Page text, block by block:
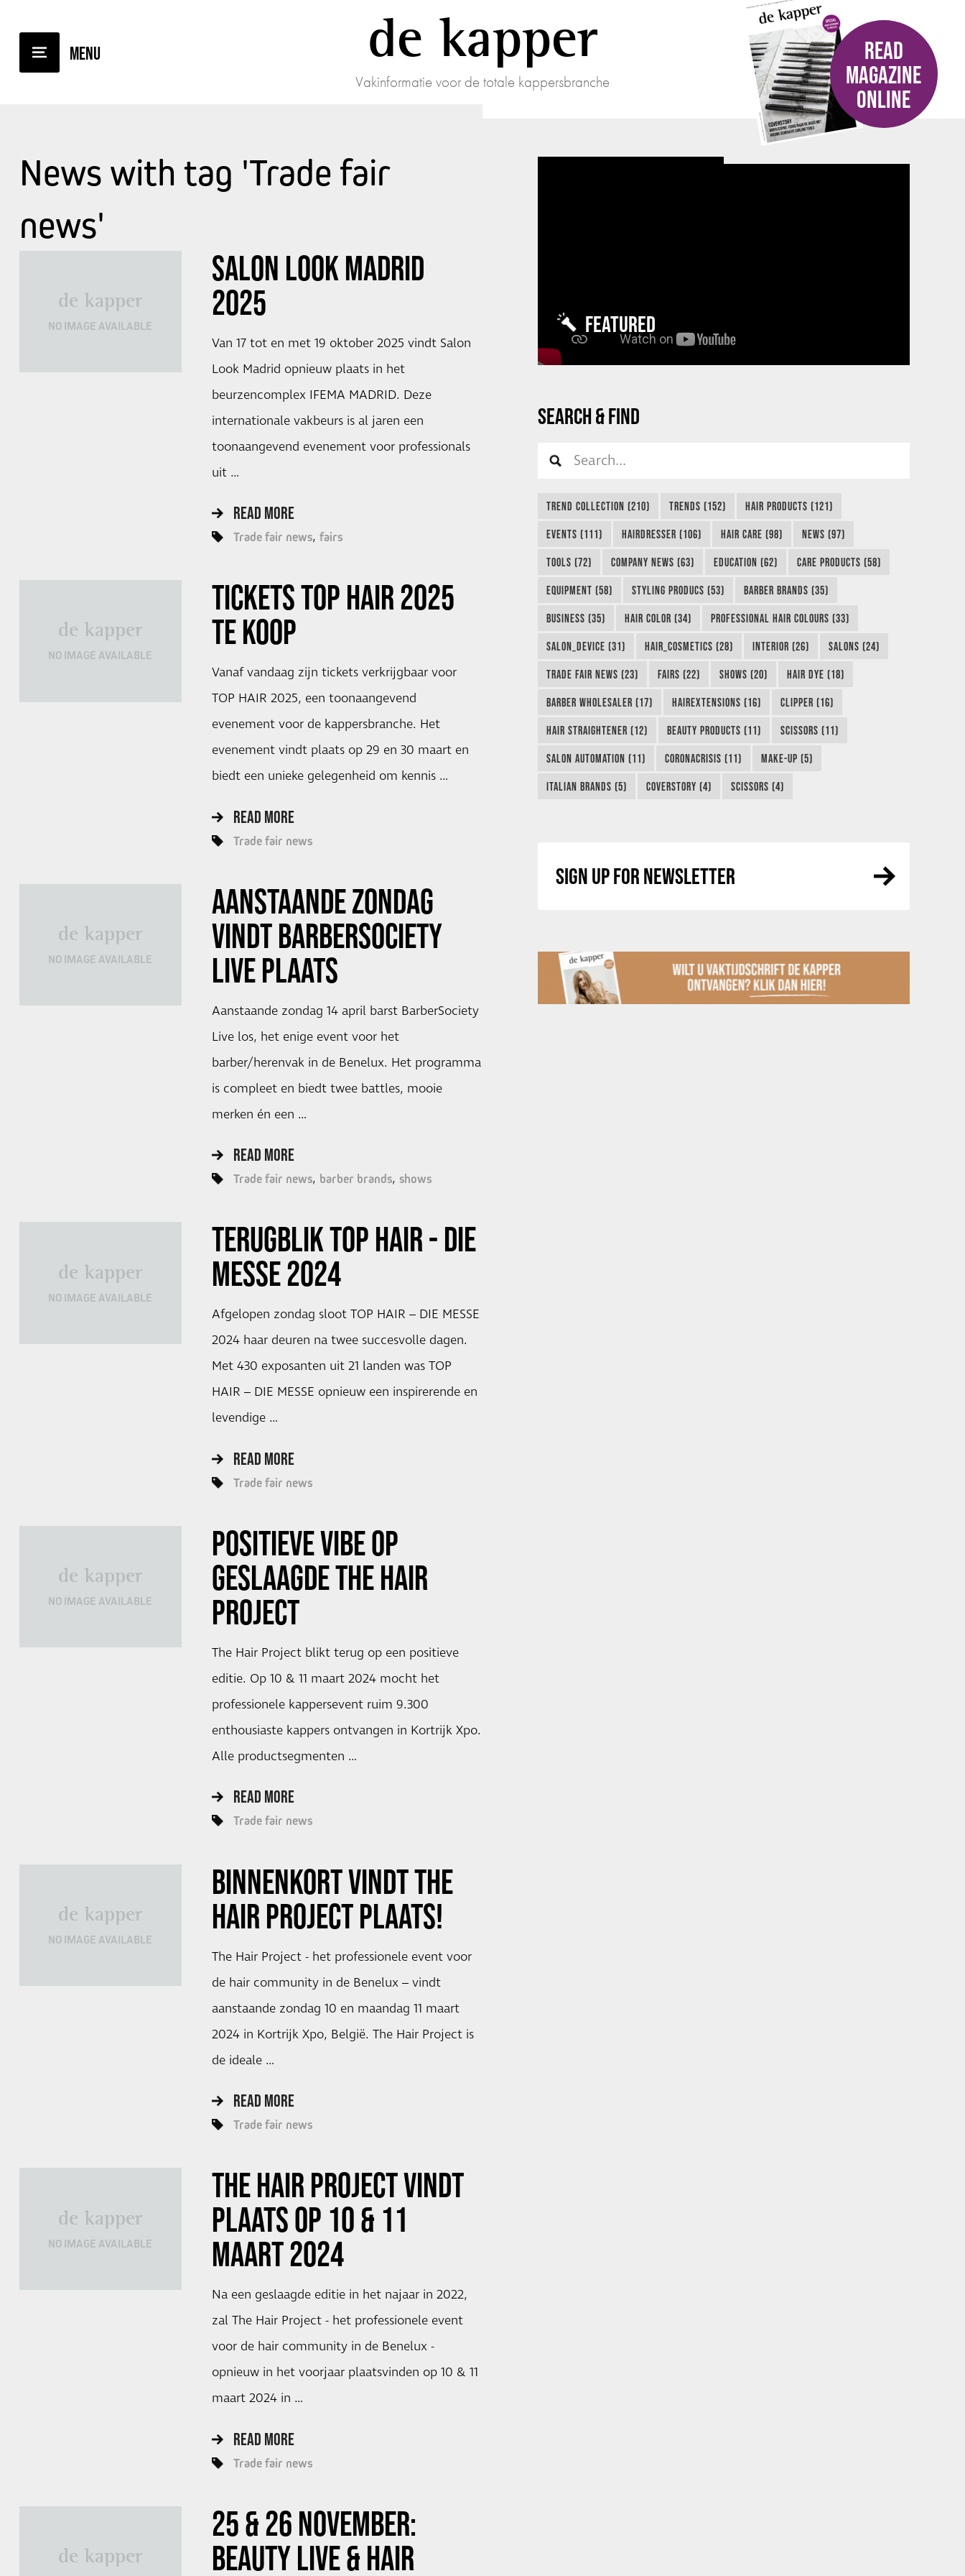
de kapper
Vakinformatie voor de totale kappersbranche
READ
MAGAZINE
ONLINE
News with tag 'Trade fair
news'
de kapper
NO IMAGE AVAILABLE
SALON LOOK MADRID
2025
Van 17 tot en met 19 oktober 2025 vindt Salon
Look Madrid opnieuw plaats in het
beurzencomplex IFEMA MADRID. Deze
internationale vakbeurs is al jaren een
toonaangevend evenement voor professionals
uit …
READ MORE
Trade fair news fairs
de kapper
NO IMAGE AVAILABLE
TICKETS TOP HAIR 2025
TE KOOP
Vanaf vandaag zijn tickets verkrijgbaar voor
TOP HAIR 2025, een toonaangevend
evenement voor de kappersbranche. Het
evenement vindt plaats op 29 en 30 maart en
biedt een unieke gelegenheid om kennis …
READ MORE
Trade fair news
de kapper
NO IMAGE AVAILABLE
AANSTAANDE ZONDAG
VINDT BARBERSOCIETY
LIVE PLAATS
Aanstaande zondag 14 april barst BarberSociety
Live los, het enige event voor het
barber/herenvak in de Benelux. Het programma
is compleet en biedt twee battles, mooie
merken én een …
READ MORE
Trade fair news barber brands shows
de kapper
NO IMAGE AVAILABLE
TERUGBLIKTOP HAIR - DIE
MESSE 2024
Afgelopen zondag sloot TOP HAIR – DIE MESSE
2024 haar deuren na twee succesvolle dagen.
Met 430 exposanten uit 21 landen was TOP
HAIR – DIE MESSE opnieuw een inspirerende en
levendige …
READ MORE
Trade fair news
de kapper
NO IMAGE AVAILABLE
POSITIEVE VIBE OP
GESLAAGDETHE HAIR
PROJECT
The Hair Project blikt terug op een positieve
editie. Op 10 & 11 maart 2024 mocht het
professionele kappersevent ruim 9.300
enthousiaste kappers ontvangen in Kortrijk Xpo.
Alle productsegmenten …
READ MORE
Trade fair news
de kapper
NO IMAGE AVAILABLE
BINNENKORT VINDT THE
HAIR PROJECT PLAATS!
The Hair Project - het professionele event voor
de hair community in de Benelux – vindt
aanstaande zondag 10 en maandag 11 maart
2024 in Kortrijk Xpo, België. The Hair Project is
de ideale …
READ MORE
Trade fair news
de kapper
NO IMAGE AVAILABLE
THE HAIR PROJECTVINDT
PLAATS OP 10 & 11
MAART 2024
Na een geslaagde editie in het najaar in 2022,
zal The Hair Project - het professionele event
voor de hair community in de Benelux -
opnieuw in het voorjaar plaatsvinden op 10 & 11
maart 2024 in …
READ MORE
Trade fair news
de kapper
25 & 26 NOVEMBER:
BEAUTY LIVE & HAIR
FEATURED
SEARCH & FIND
TREND COLLECTION (210) TRENDS (152) HAIR PRODUCTS (121)
EVENTS (111) HAIRDRESSER (106) HAIR CARE (98) NEWS (97)
TOOLS (72) COMPANY NEWS (63) EDUCATION (62) CARE PRODUCTS (58)
EQUIPMENT (58) STYLING PRODUCS (53) BARBER BRANDS (35)
BUSINESS (35) HAIR COLOR (34) PROFESSIONAL HAIR COLOURS (33)
SALON_DEVICE (31) HAIR_COSMETICS (28) INTERIOR (26) SALONS (24)
TRADE FAIR NEWS (23) FAIRS (22) SHOWS (20) HAIR DYE (18)
BARBER WHOLESALER (17) HAIREXTENSIONS (16) CLIPPER (16)
HAIR STRAIGHTENER (12) BEAUTY PRODUCTS (11) SCISSORS (11)
SALON AUTOMATION (11) CORONACRISIS (11) MAKE-UP (5)
ITALIAN BRANDS (5) COVERSTORY (4) SCISSORS (4)
SIGN UP FOR NEWSLETTER